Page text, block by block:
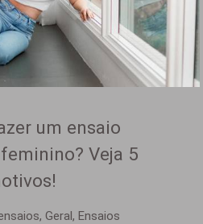
um ensaio
Veja 5
Geral, Ensaios